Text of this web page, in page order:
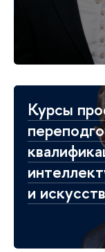
Курсы
и